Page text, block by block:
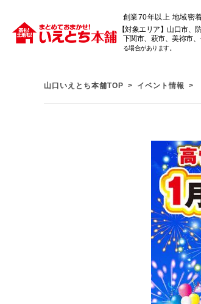
創業70年以上 地域密
【対象エリア】山口市、
下関市、萩市、美祢市
る場合があります。
山口いえとち本舗TOP イベント情報